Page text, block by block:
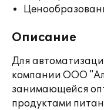
Описание
Для
компании ООО
занимающейся
продуктами